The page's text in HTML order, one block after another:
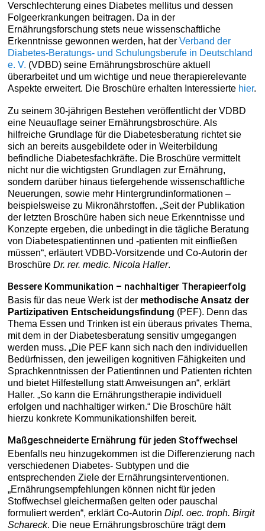
Verschlechterung eines Diabetes mellitus und dessen
Folgeerkrankungen beitragen. Da in der
Ernährungsforschung stets neue wissenschaftliche
Erkenntnisse gewonnen werden, hat der Verband der
Diabetes-Beratungs- und Schulungsberufe in Deutschland
e. V. (VDBD) seine Ernährungsbroschüre aktuell
überarbeitet und um wichtige und neue therapierelevante
Aspekte erweitert. Die Broschüre erhalten Interessierte hier.
Zu seinem 30-jährigen Bestehen veröffentlicht der VDBD
eine Neuauflage seiner Ernährungsbroschüre. Als
hilfreiche Grundlage für die Diabetesberatung richtet sie
sich an bereits ausgebildete oder in Weiterbildung
befindliche Diabetesfachkräfte. Die Broschüre vermittelt
nicht nur die wichtigsten Grundlagen zur Ernährung,
sondern darüber hinaus tiefergehende wissenschaftliche
Neuerungen, sowie mehr Hintergrundinformationen –
beispielsweise zu Mikronährstoffen. „Seit der Publikation
der letzten Broschüre haben sich neue Erkenntnisse und
Konzepte ergeben, die unbedingt in die tägliche Beratung
von Diabetespatientinnen und -patienten mit einfließen
müssen“, erläutert VDBD-Vorsitzende und Co-Autorin der
BroschüreDr. rer. medic. Nicola Haller.
Bessere Kommunikation – nachhaltiger Therapieerfolg
Basis für das neue Werk ist der methodische Ansatz der
Partizipativen Entscheidungsfindung (PEF). Denn das
Thema Essen und Trinken ist ein überaus privates Thema,
mit dem in der Diabetesberatung sensitiv umgegangen
werden muss. „Die PEF kann sich nach den individuellen
Bedürfnissen, den jeweiligen kognitiven Fähigkeiten und
Sprachkenntnissen der Patientinnen und Patienten richten
und bietet Hilfestellung statt Anweisungen an“, erklärt
Haller. „So kann die Ernährungstherapie individuell
erfolgen und nachhaltiger wirken.“ Die Broschüre hält
hierzu konkrete Kommunikationshilfen bereit.
Maßgeschneiderte Ernährung für jeden Stoffwechsel
Ebenfalls neu hinzugekommen ist die Differenzierung nach
verschiedenen Diabetes- Subtypen und die
entsprechenden Ziele der Ernährungsinterventionen.
„Ernährungsempfehlungen können nicht für jeden
Stoffwechsel gleichermaßen gelten oder pauschal
formuliert werden“, erklärt Co-Autorin Dipl. oec. troph. Birgit
Schareck. Die neue Ernährungsbroschüre trägt dem